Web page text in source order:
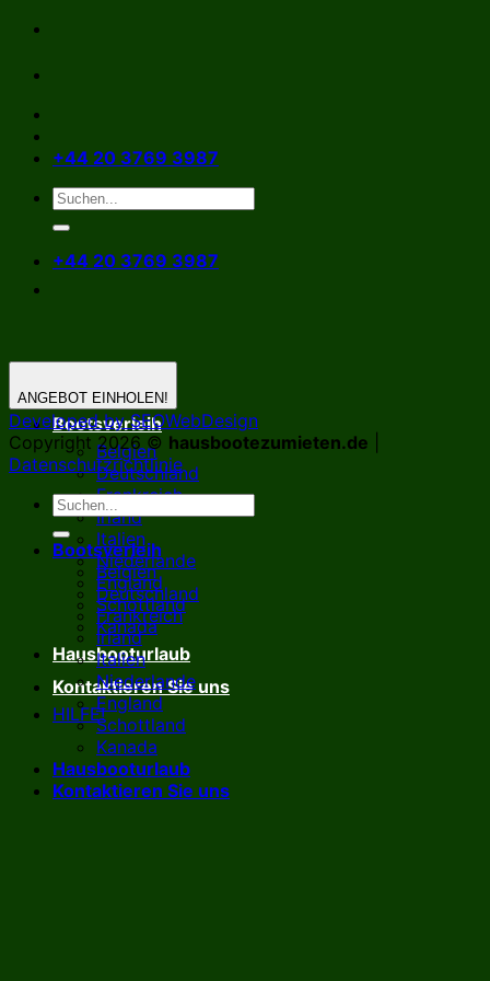
Zum
springen
+44 20 3769 3987
+44 20 3769 3987
Bootsverleih
Belgien
Deutschland
Frankreich
Irland
Italien
Niederlande
England
Schottland
Kanada
Hausbooturlaub
Kontaktieren Sie uns
HILFE!
ANGEBOT EINHOLEN!
Developed by SEOWebDesign
Copyright 2026 © hausbootezumieten.de
Datenschutzrichtlinie
Bootsverleih
Belgien
Deutschland
Frankreich
Irland
Italien
Niederlande
England
Schottland
Kanada
Hausbooturlaub
Kontaktieren Sie uns